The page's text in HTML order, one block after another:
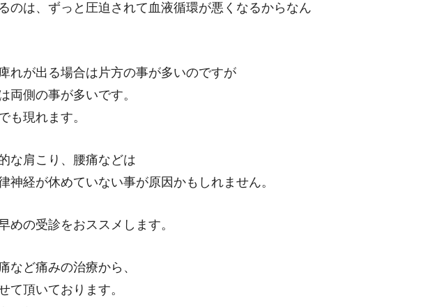
のは、ずっと圧迫されて血液循環が悪くなるからなん
れが出る場合は片方の事が多いのですが
両側の事が多いです。
も現れます。
な肩こり、腰痛などは
神経が休めていない事が原因かもしれません。
めの受診をおススメします。
など痛みの治療から、
て頂いております。